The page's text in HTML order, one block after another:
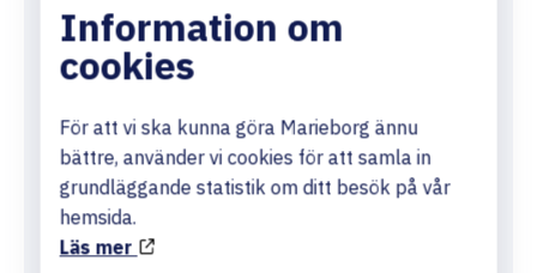
Demokrati och
studerandeinflytande
Demokratiskt uppbyggd organisation för
studerandeinflytande tillämpas på skolan med
bland annat kursråd på varje arbetsenhet och
representation i skolans beslutande organ. I
Information om
cookies
För att vi ska kunna göra Marieborg ännu
bättre, använder vi cookies för att samla in
grundläggande statistik om ditt besök på vår
hemsida.
Läs mer